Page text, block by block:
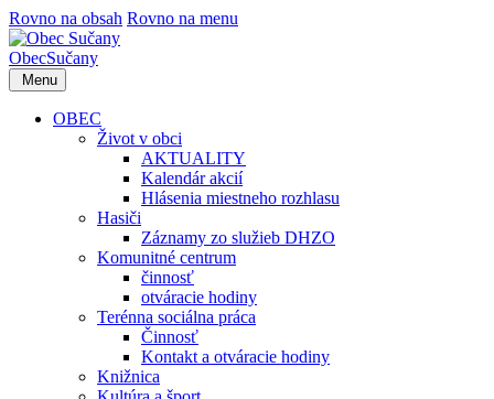
Rovno na obsah Rovno na menu
ObecSučany
Menu
OBEC
Život v obci
AKTUALITY
Kalendár akcií
Hlásenia miestneho rozhlasu
Hasiči
Záznamy zo služieb DHZO
Komunitné centrum
činnosť
otváracie hodiny
Terénna sociálna práca
Činnosť
Kontakt a otváracie hodiny
Knižnica